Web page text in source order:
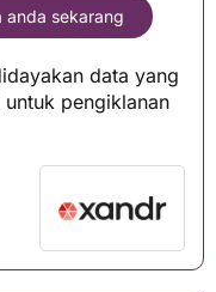
anda sekarang
data yang
pengiklanan